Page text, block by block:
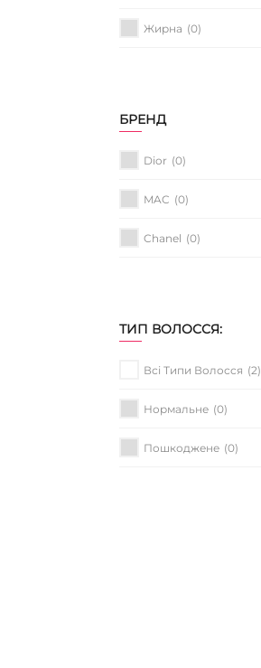
Жирна (0)
БРЕНД
Dior (0)
MAC (0)
Chanel (0)
ТИП ВОЛОССЯ:
Всі Типи Волосся (2)
Нормальне (0)
Пошкоджене (0)